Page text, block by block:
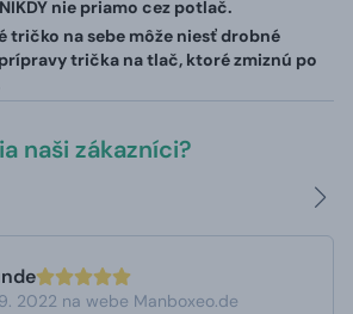
nie priamo cez potlač.
tričko na sebe môže niesť drobné
trička na tlač, ktoré zmiznú po
naši zákazníci?
2022 na webe Manboxeo.de